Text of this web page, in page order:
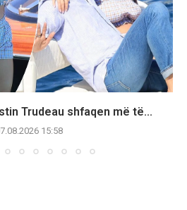
Trudeau shfaqen më të...
15:58